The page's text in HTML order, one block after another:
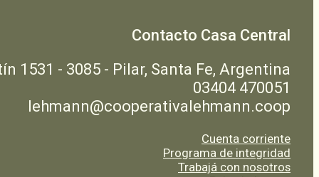
Contacto Casa Central
1531 - 3085 - Pilar, Santa Fe, Argentina
03404 470051
lehmann@cooperativalehmann.coop
Cuenta corriente
Programa de integridad
Trabajá con nosotros